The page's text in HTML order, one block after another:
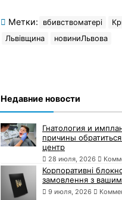
Метки: вбивствоматері
Львівщина
новиниЛьвова
Недавние новости
Гнатология и
причины
центр
28 июля, 2026
Корпоративні
замовлення з
9 июля, 2026